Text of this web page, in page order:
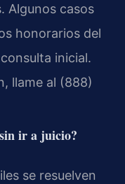
Algunos casos
honorarios del
inicial.
llame al (888)
ir a juicio?
se resuelven